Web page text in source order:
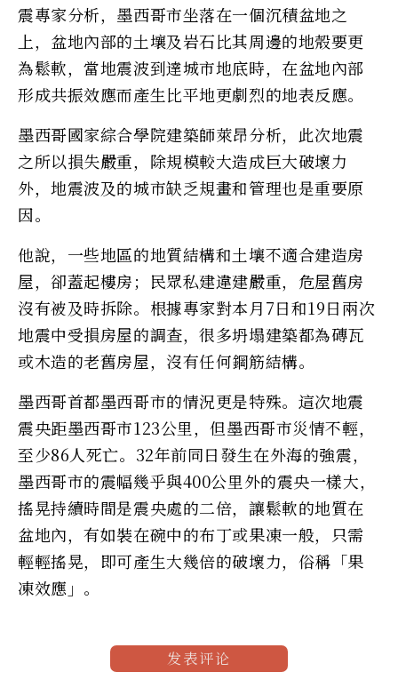
震專家分析，墨西哥市坐落在一個沉積盆地之
上，盆地內部的土壤及岩石比其周邊的地殼要更
為鬆軟，當地震波到達城市地底時，在盆地內部
形成共振效應而產生比平地更劇烈的地表反應。
墨西哥國家綜合學院建築師萊昂分析，此次地震
之所以損失嚴重，除規模較大造成巨大破壞力
外，地震波及的城市缺乏規畫和管理也是重要原
因。
他說，一些地區的地質結構和土壤不適合建造房
屋，卻蓋起樓房；民眾私建違建嚴重，危屋舊房
沒有被及時拆除。根據專家對本月7日和19日兩次
地震中受損房屋的調查，很多坍塌建築都為磚瓦
或木造的老舊房屋，沒有任何鋼筋結構。
墨西哥首都墨西哥市的情況更是特殊。這次地震
震央距墨西哥市123公里，但墨西哥市災情不輕，
至少86人死亡。32年前同日發生在外海的強震，
墨西哥市的震幅幾乎與400公里外的震央一樣大，
搖晃持續時間是震央處的二倍，讓鬆軟的地質在
盆地內，有如裝在碗中的布丁或果凍一般，只需
輕輕搖晃，即可產生大幾倍的破壞力，俗稱「果
凍效應」。
发表评论